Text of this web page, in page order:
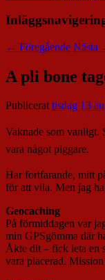
← Föregående Nästa
A pli bone
Publicerattisdag 13
Vaknade som vanligt.
vara något piggare.
Har fortfarande, mitt
för att vila. Men jag
Geocaching
På förmiddagen var
min GPSgömma där
Åkte dit – fick leta en
vara placerad.